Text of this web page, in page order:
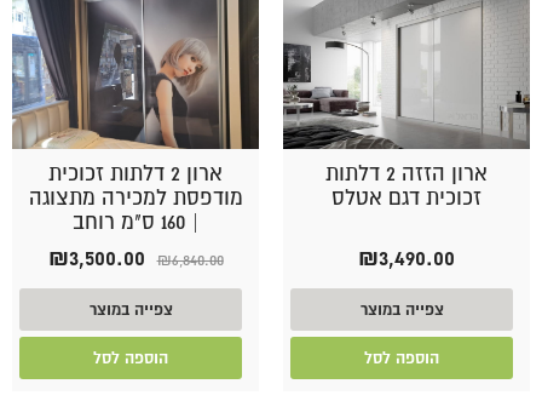
ארון הזזה 2 דלתות
זכוכית דגם אטלס
₪3,490.00
צפייה במוצר
הוספה לסל
ארון 2 דלתות זכוכית
מודפסת למכירה מתצוגה
₪6,840.00
המחיר
היה:
₪6,840.00.
₪3,500.00
צפייה במוצר
הוספה לסל